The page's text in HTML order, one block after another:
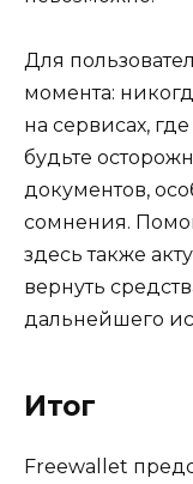
Для
момента:
на сервисах,
будьте
документов,
сомнения.
здесь также
вернуть
дальнейшего
Итог
Freewallet